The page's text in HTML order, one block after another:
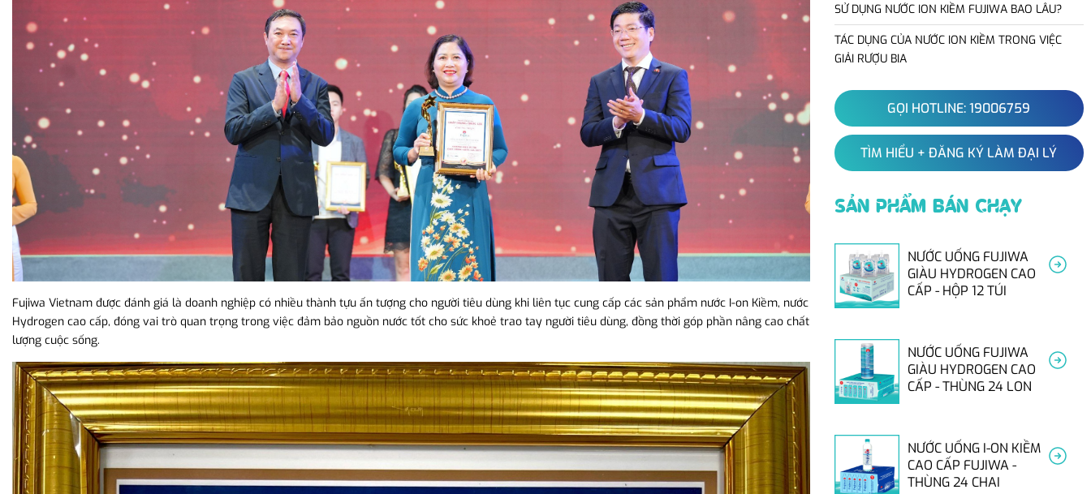
Fujiwa Vietnam được đánh giá là doanh nghiệp có nhiều thành tựu ấn tượng cho người tiêu dùng khi liên tục cung cấp các sản phẩm nước I-on Kiềm, nước
Hydrogen cao cấp, đóng vai trò quan trọng trong việc đảm bảo nguồn nước tốt cho sức khoẻ trao tay người tiêu dùng, đồng thời góp phần nâng cao chất
lượng cuộc sống.
SỬ DỤNG NƯỚC ION KIỀM FUJIWA BAO LÂU?
TÁC DỤNG CỦA NƯỚC ION KIỀM TRONG VIỆC
GIẢI RƯỢU BIA
GỌI HOTLINE: 19006759
TÌM HIỂU + ĐĂNG KÝ LÀM ĐẠI LÝ
SẢN PHẨM BÁN CHẠY
NƯỚC UỐNG FUJIWA
GIÀU HYDROGEN CAO
CẤP - HỘP 12 TÚI
NƯỚC UỐNG FUJIWA
GIÀU HYDROGEN CAO
CẤP - THÙNG 24 LON
NƯỚC UỐNG I-ON KIỀM
CAO CẤP FUJIWA -
THÙNG 24 CHAI